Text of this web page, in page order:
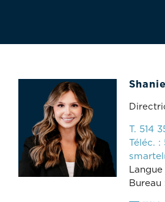
T. 514
Téléc. :
Bureau